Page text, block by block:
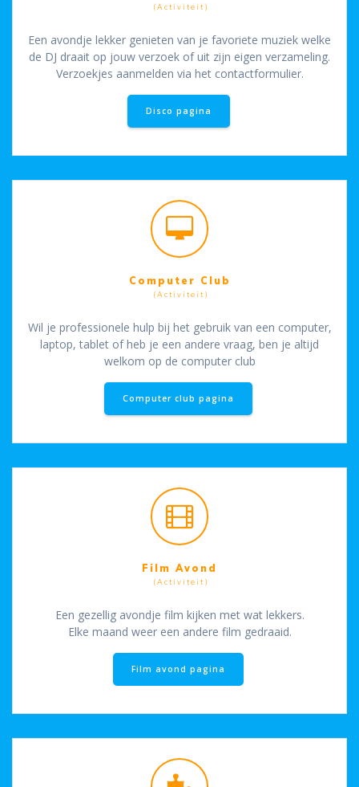
(Activiteit)
Een avondje lekker genieten van je favoriete muziek welke
de DJ draait op jouw verzoek of uit zijn eigen verzameling.
Verzoekjes aanmelden via het contactformulier.
Disco pagina
Computer Club
(Activiteit)
Wil je professionele hulp bij het gebruik van een computer,
laptop, tablet of heb je een andere vraag, ben je altijd
welkom op de computer club
Computer club pagina
Film Avond
(Activiteit)
Een gezellig avondje film kijken met wat lekkers.
Elke maand weer een andere film gedraaid.
Film avond pagina